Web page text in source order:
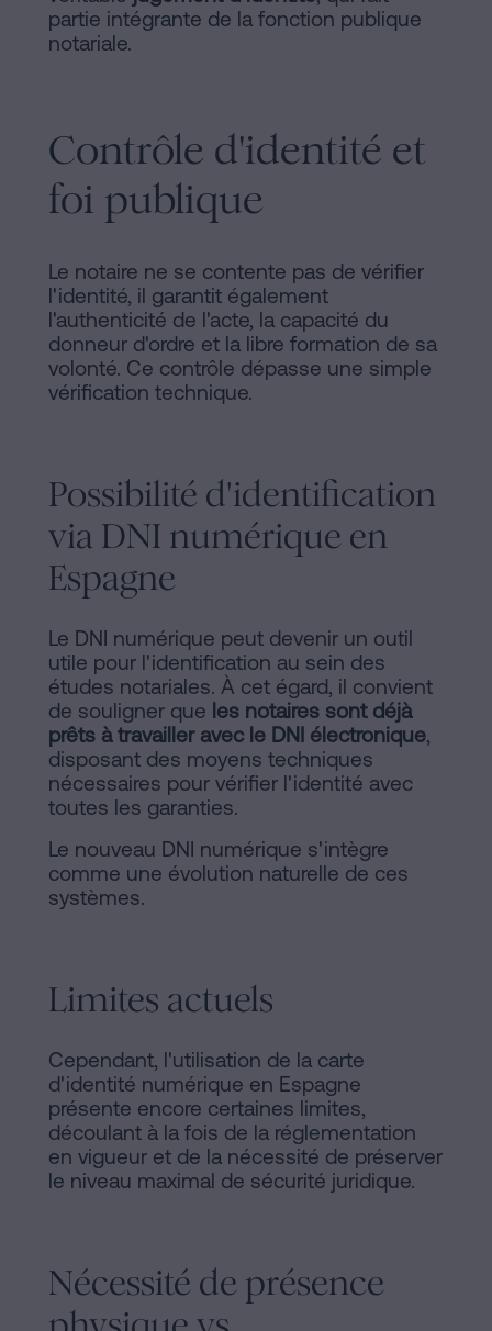
partie intégrante de la fonction publique
notariale.
Contrôle d'identité et
foi publique
Le notaire ne se contente pas de vérifier
l'identité, il garantit également
l'authenticité de l'acte, la capacité du
donneur d'ordre et la libre formation de sa
volonté. Ce contrôle dépasse une simple
vérification technique.
Possibilité d'identification
via DNI numérique en
Espagne
Le DNI numérique peut devenir un outil
utile pour l'identification au sein des
études notariales. À cet égard, il convient
de souligner que les notaires sont déjà
prêts à travailler avec le DNI électronique,
disposant des moyens techniques
nécessaires pour vérifier l'identité avec
toutes les garanties.
Le nouveau DNI numérique s'intègre
comme une évolution naturelle de ces
systèmes.
Limites actuels
Cependant, l'utilisation de la carte
d'identité numérique en Espagne
présente encore certaines limites,
découlant à la fois de la réglementation
en vigueur et de la nécessité de préserver
le niveau maximal de sécurité juridique.
Nécessité de présence